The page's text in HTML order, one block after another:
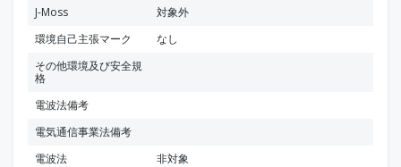
J-Moss
対象外
環境自己主張マーク
なし
その他環境及び安全規
格
電波法備考
電気通信事業法備考
電波法
非対象